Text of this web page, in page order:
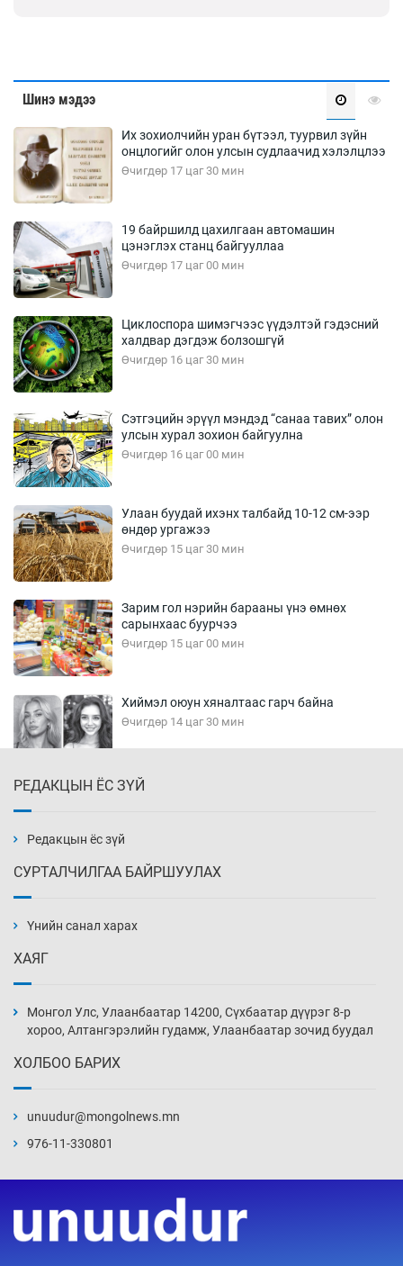
Шинэ мэдээ
Их зохиолчийн уран бүтээл, туурвил зүйн
онцлогийг олон улсын судлаачид хэлэлцлээ
Өчигдөр 17 цаг 30 мин
19 байршилд цахилгаан автомашин
цэнэглэх станц байгууллаа
Өчигдөр 17 цаг 00 мин
Циклоспора шимэгчээс үүдэлтэй гэдэсний
халдвар дэгдэж болзошгүй
Өчигдөр 16 цаг 30 мин
Сэтгэцийн эрүүл мэндэд “санаа тавих” олон
улсын хурал зохион байгуулна
Өчигдөр 16 цаг 00 мин
Улаан буудай ихэнх талбайд 10-12 см-ээр
өндөр ургажээ
Өчигдөр 15 цаг 30 мин
Зарим гол нэрийн барааны үнэ өмнөх
сарынхаас буурчээ
Өчигдөр 15 цаг 00 мин
Хиймэл оюун хяналтаас гарч байна
Өчигдөр 14 цаг 30 мин
Өчигдөр 14 цаг 00 мин
нэмэгджээ
Өчигдөр 13 цаг 30 мин
Өчигдөр 13 цаг 00 мин
Өчигдөр 12 цаг 30 мин
РЕДАКЦЫН ЁС ЗҮЙ
Редакцын ёс зүй
СУРТАЛЧИЛГАА БАЙРШУУЛАХ
Үнийн санал харах
ХАЯГ
Монгол Улс, Улаанбаатар 14200, Сүхбаатар дүүрэг 8-р
хороо, Алтангэрэлийн гудамж, Улаанбаатар зочид буудал
ХОЛБОО БАРИХ
unuudur@mongolnews.mn
976-11-330801